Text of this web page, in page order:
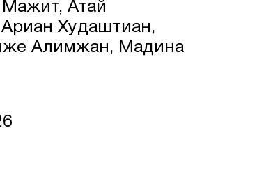
Атай
Худаштиан,
Алимжан, Мадина